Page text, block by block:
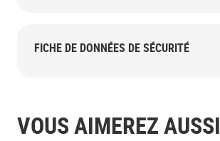
FICHE DE DONNÉES DE SÉCURITÉ
VOUS AIMEREZ AUSSI